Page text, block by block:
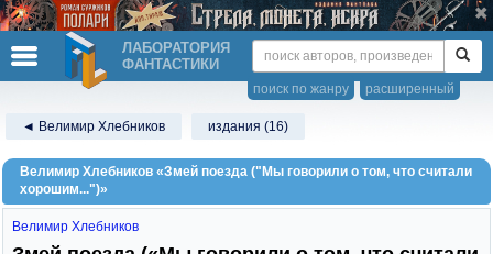
ЛАБОРАТОРИЯ
ФАНТАСТИКИ
расширенный
поиск по жанру
◄ Велимир Хлебников издания (16)
Велимир Хлебников «Змей поезда ("Мы говорили о том, что считали
хорошим...")»
Велимир Хлебников